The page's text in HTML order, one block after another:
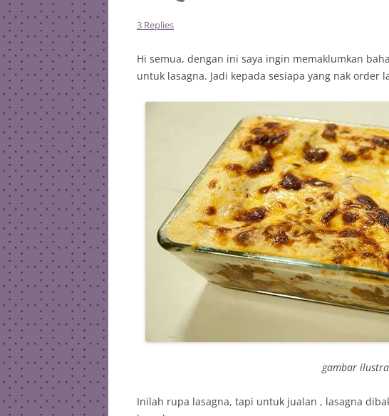
3 Replies
Hi semua, dengan ini saya ingin memaklumkan
untuk lasagna. Jadi kepada sesiapa yang nak order
gambar
Inilah rupa lasagna, tapi untuk jualan , lasagna